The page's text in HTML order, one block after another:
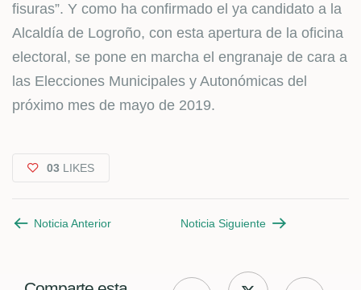
fisuras”. Y como ha confirmado el ya candidato a la
Alcaldía de Logroño, con esta apertura de la oficina
electoral, se pone en marcha el engranaje de cara a
las Elecciones Municipales y Autonómicas del
próximo mes de mayo de 2019.
03 LIKES
Noticia Anterior Noticia Siguiente